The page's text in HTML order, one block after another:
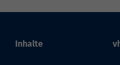
Inhalte